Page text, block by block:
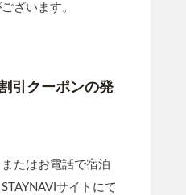
ざいます。
クーポンの発
たはお電話で宿泊
サイトにて